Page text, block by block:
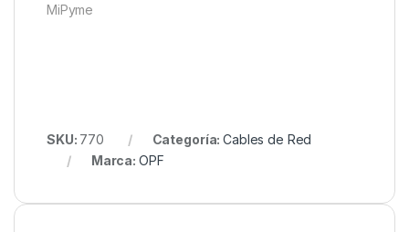
MiPyme
SKU: 770 Categoría:Cables de Red
Marca: OPF